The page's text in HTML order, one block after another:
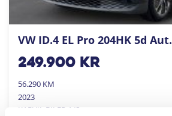
VW ID.4 EL Pro 204HK 5d Aut.
249.900kr
56.290 KM
2023
KARVIL BILER A/S